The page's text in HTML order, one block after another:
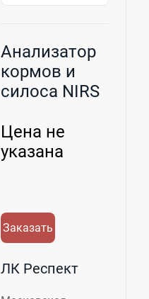
Анализатор
кормов и
силоса NIRS
Цена не
указана
Заказать
ЛК Респект